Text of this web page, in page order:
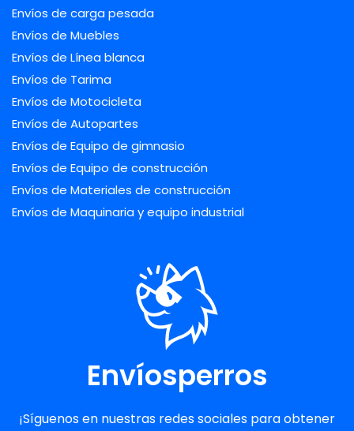
Envíos de carga pesada
Envíos de Muebles
Envíos de Línea blanca
Envíos de Tarima
Envíos de Motocicleta
Envíos de Autopartes
Envíos de Equipo de gimnasio
Envíos de Equipo de construcción
Envíos de Materiales de construcción
Envíos de Maquinaria y equipo industrial
Envíosperros
¡Síguenos en nuestras redes sociales para obtener